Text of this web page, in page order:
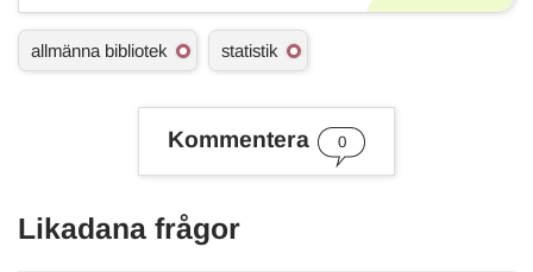
Ä
m
allmänna bibliotek statistik
Kommentera 0
Likadana frågor